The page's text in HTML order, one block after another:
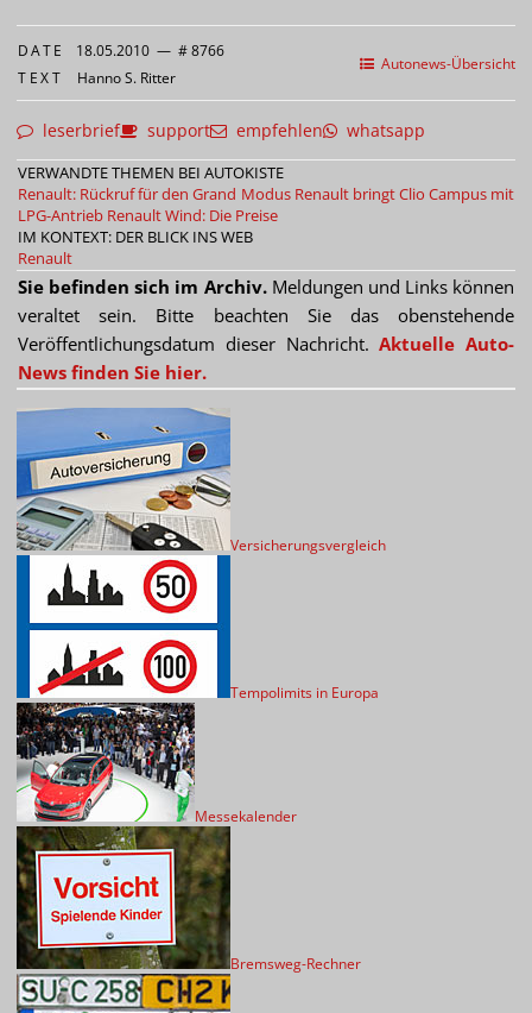
Autonews-Übersicht
DATE 18.05.2010 — # 8766
TEXT Hanno S. Ritter
leserbrief support empfehlen whatsapp
VERWANDTE THEMEN BEI AUTOKISTE
Renault: Rückruf für den Grand Modus Renault bringt Clio Campus mit
LPG-Antrieb Renault Wind: Die Preise
IM KONTEXT: DER BLICK INS WEB
Renault
Sie befinden sich im Archiv.Meldungen und Links können
veraltet sein. Bitte beachten Sie das obenstehende
Veröffentlichungsdatum dieser Nachricht.Aktuelle Auto-
News finden Sie hier.
Versicherungsvergleich
Tempolimits in Europa
Messekalender
Bremsweg-Rechner